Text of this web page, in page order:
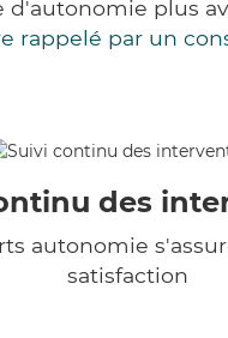
d'autonomie plus
rappelé par un
des
autonomie
satisfaction